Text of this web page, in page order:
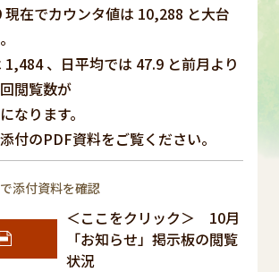
在でカウンタ値は 10,288 と大台
、日平均では 47.9 と前月より
閲覧数が
なります。
付のPDF資料をご覧ください。
添付資料を確認
＜ここをクリック＞ 10月
「お知らせ」掲示板の閲覧
状況